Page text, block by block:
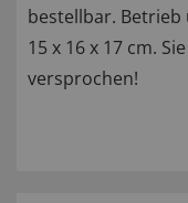
bestellbar. Betrieb
15 x 16 x 17 cm.
versprochen!